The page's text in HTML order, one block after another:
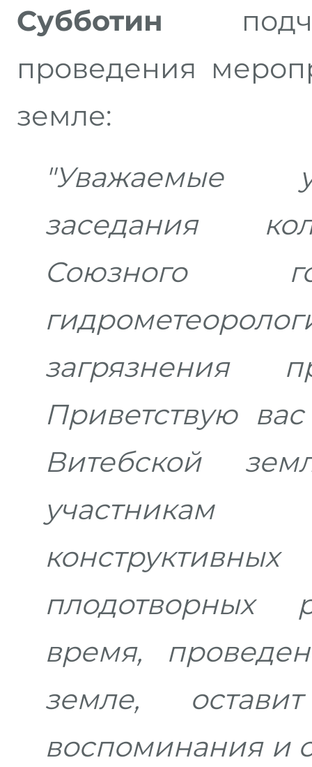
Субботин
проведения
земле:
"Уважаемые
заседания
Союзного
загрязнения
Приветствую
Витебской
плодотворных
время,
земле,
воспоминания и